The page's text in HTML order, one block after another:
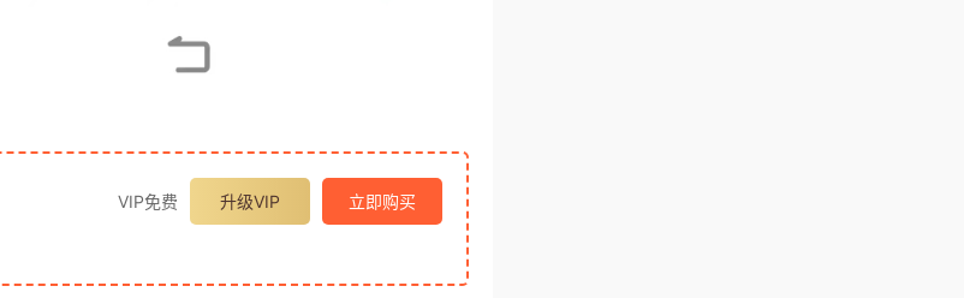
VIP免费 升级VIP 立即购买